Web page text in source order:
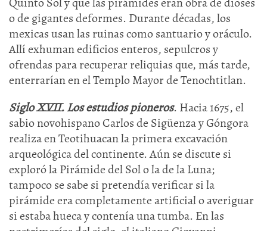
o de gigantes deformes. Durante décadas, los
mexicas usan las ruinas como santuario y oráculo.
Allí exhuman edificios enteros, sepulcros y
ofrendas para recuperar reliquias que, más tarde,
enterrarían en el Templo Mayor de Tenochtitlan.
Siglo XVII. Los estudios pioneros. Hacia 1675, el
sabio novohispano Carlos de Sigüenza y Góngora
realiza en Teotihuacan la primera excavación
arqueológica del continente. Aún se discute si
exploró la Pirámide del Sol o la de la Luna;
tampoco se sabe si pretendía verificar si la
pirámide era completamente artificial o averiguar
si estaba hueca y contenía una tumba. En las